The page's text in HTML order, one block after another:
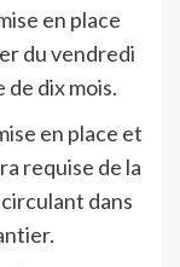
en place
du vendredi
dix mois.
en place et
requise de la
dans